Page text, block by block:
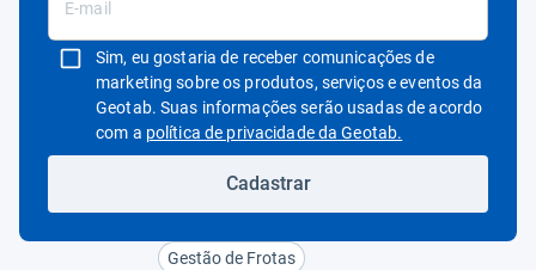
Gestão de Frotas
Sim, eu gostaria de receber comunicações de
marketing sobre os produtos, serviços e eventos da
Geotab. Suas informações serão usadas de acordo
com a política de privacidade da Geotab.
Cadastrar